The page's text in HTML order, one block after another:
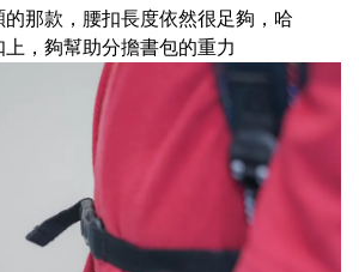
那款，腰扣長度依然很足夠，哈
，夠幫助分擔書包的重力